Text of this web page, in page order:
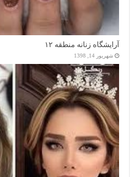
آرایشگاه زنانه منطقه ۱۲
شهریور 14, 1398